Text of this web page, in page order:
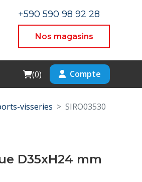
+590 590 98 92 28
Nos magasins
Cart
(0) Compte
visseries SIRO03530
D35xH24 mm